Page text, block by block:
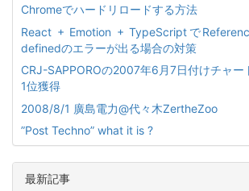
Chromeでハードリロードする方法
React + Emotion + TypeScriptで
definedのエラーが出る場合の対策
CRJ-SAPPOROの2007年6月7日付けチャー
1位獲得
2008/8/1 廣島電力@代々木ZertheZoo
”Post Techno” what it is ?
最新記事